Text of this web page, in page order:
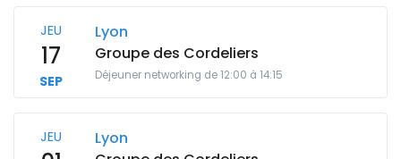
JEU
17
SEP
Lyon
Groupe des Cordeliers
Déjeuner networking de 12:00 à 14:15
JEU
Lyon